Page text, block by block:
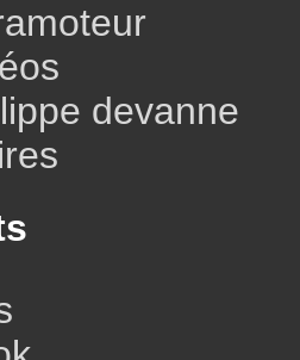
devanne